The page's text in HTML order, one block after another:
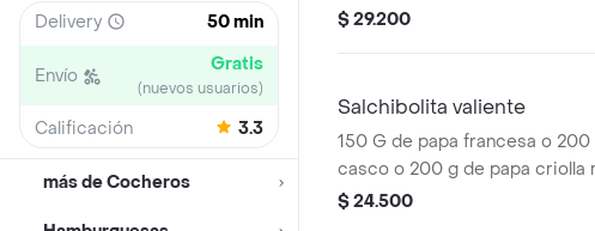
Delivery 50 min
Envío Gratis
(nuevos usuarios)
Calificación 3.3
más de Cocheros
queso cheddar o salsa
$ 29.200
Salchibolita valiente
150 G de papa francesa o 200
casco o 200 g de papa criolla
queso cheddar o salsa
$ 24.500